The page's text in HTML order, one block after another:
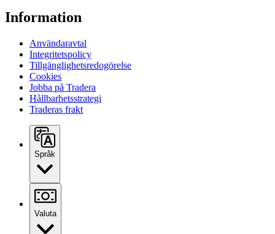
Information
Användaravtal
Integritetspolicy
Tillgänglighetsredogörelse
Cookies
Jobba på Tradera
Hållbarhetsstrategi
Traderas frakt
Språk
Valuta